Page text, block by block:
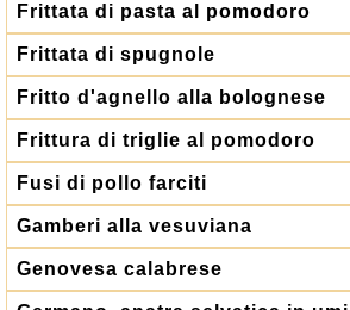
Frittata di pasta al pomodoro
Frittata di spugnole
Fritto d'agnello alla bolognese
Frittura di triglie al pomodoro
Fusi di pollo farciti
Gamberi alla vesuviana
Genovesa calabrese